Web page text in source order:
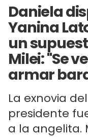
Daniela
Yanina
un
Milei: "Se
armar
La exnovia
presidente
a la angelita.